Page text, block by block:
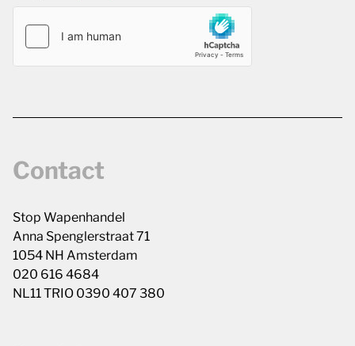
Contact
Stop Wapenhandel
Anna Spenglerstraat 71
1054 NH Amsterdam
020 616 4684
NL11 TRIO 0390 407 380